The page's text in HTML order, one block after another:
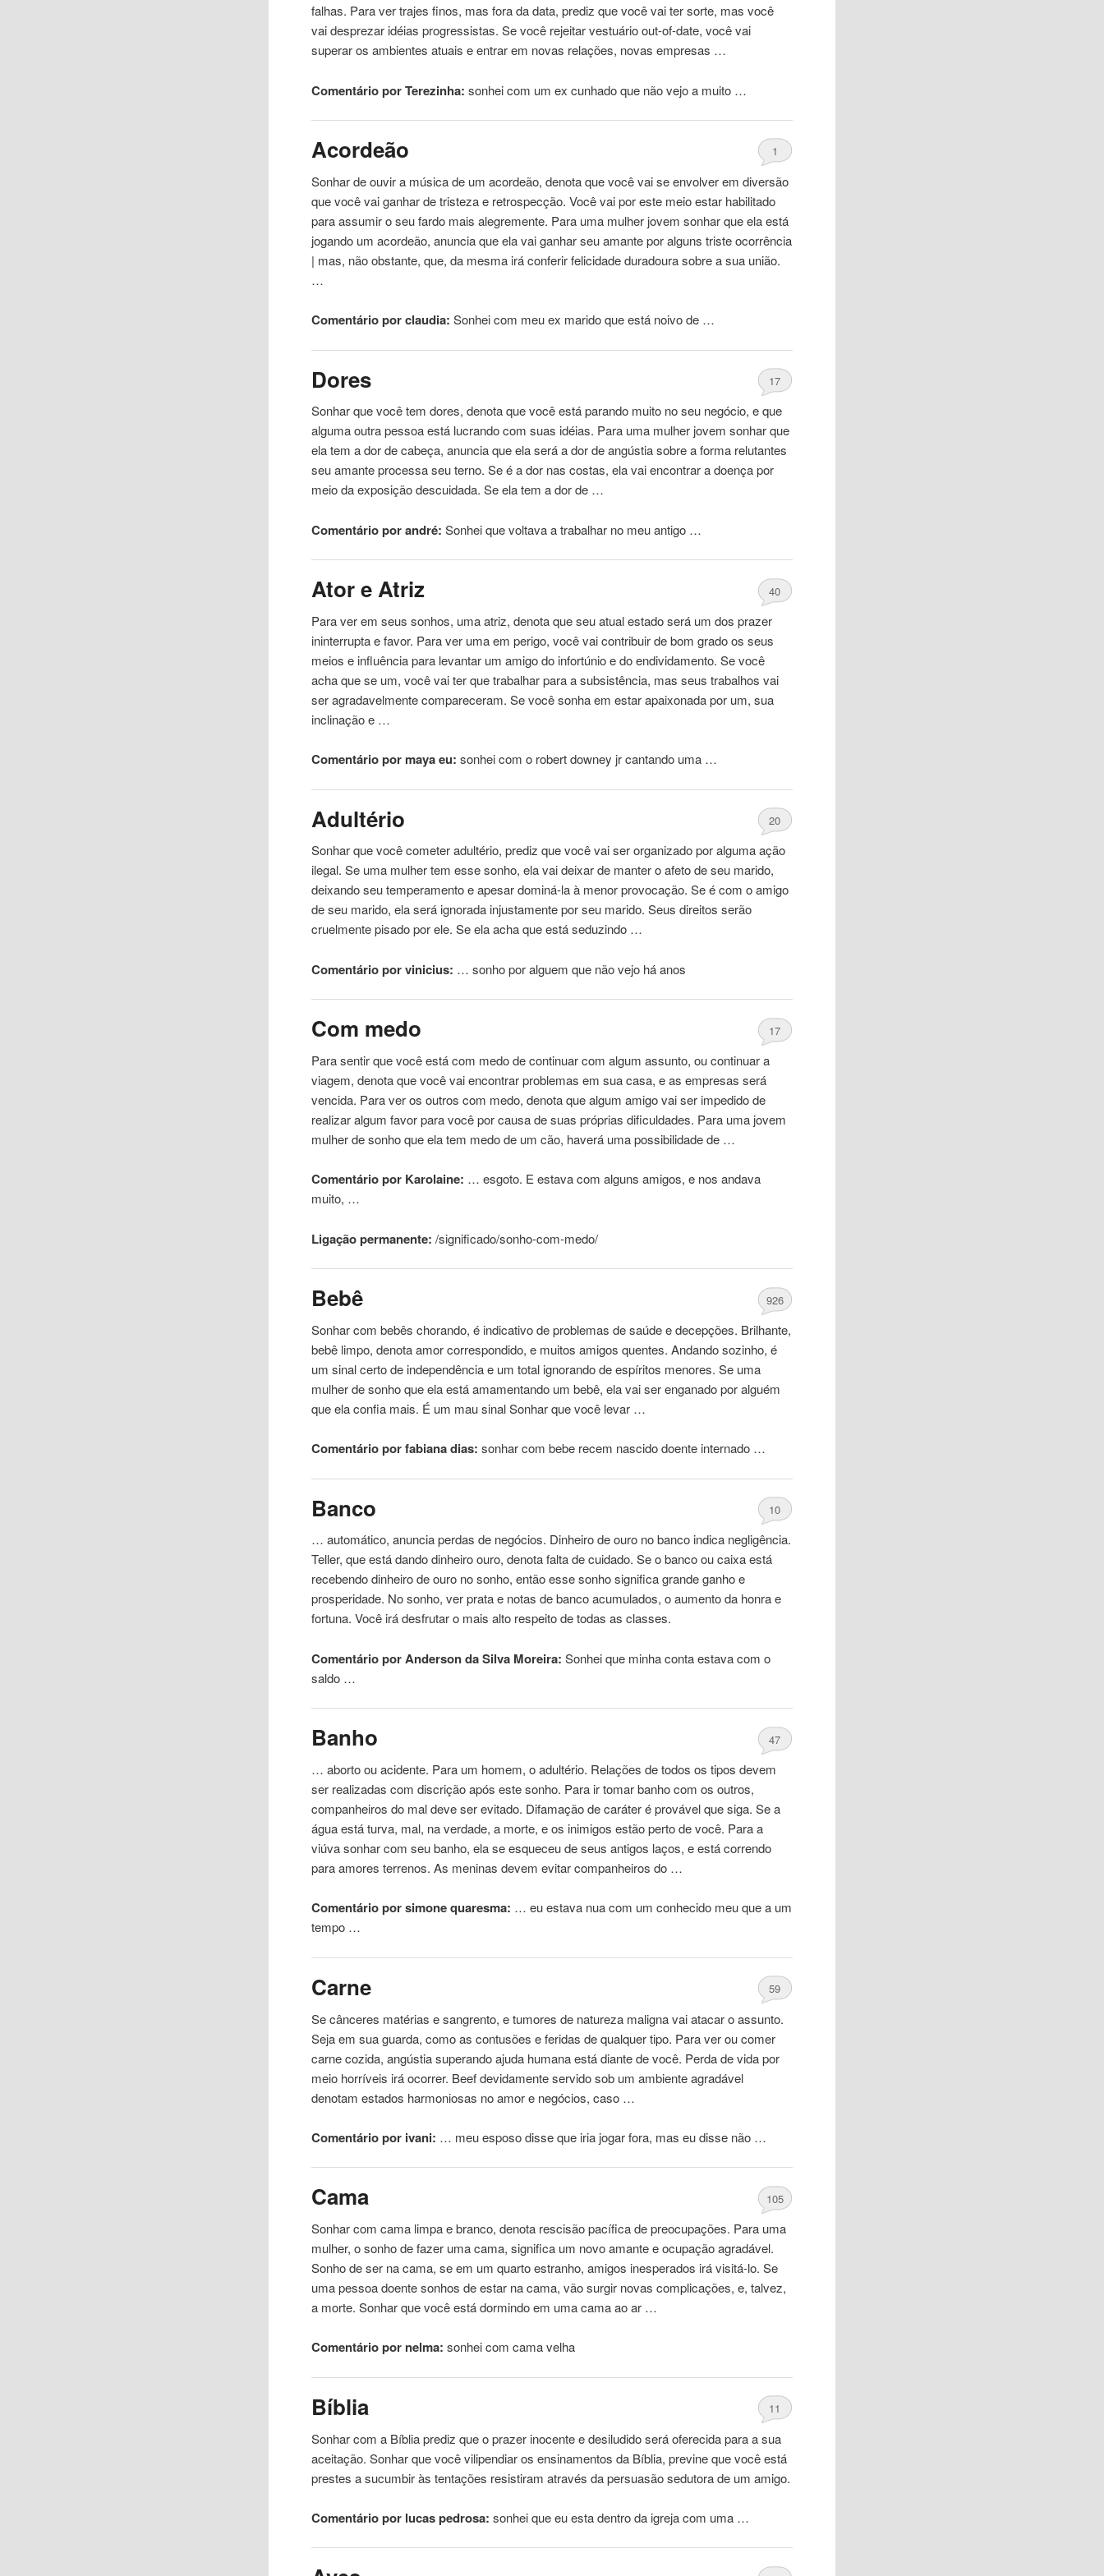
falhas. Para ver trajes finos, mas fora da data, predizquevocê vai ter sorte, mas você
vai desprezar idéias progressistas. Se você rejeitar vestuário out-of-date, você vai
superar os ambientes atuais e entrar em novas relações, novas empresas …
Comentário por Terezinha: sonheicom um ex cunhadoque não vejo a muito …
Acordeão 1
Sonhar de ouvir a música de um acordeão, denotaquevocê vai se envolver em diversão
quevocê vai ganhar de tristeza e retrospecção. Você vai por este meio estar habilitado
para assumir o seu fardo mais alegremente. Para uma mulher jovem sonharqueelaestá
jogando um acordeão, anunciaqueela vai ganhar seu amante por alguns triste ocorrência
| mas, não obstante,que, da mesma irá conferir felicidade duradoura sobre a sua união.
…
Comentário por claudia: Sonheicom meu ex maridoque está noivo de …
Dores 17
Sonharquevocê tem dores, denotaquevocêestáparando muito no seu negócio, eque
alguma outra pessoaestá lucrandocom suas idéias. Para uma mulher jovem sonharque
ela tem a dor de cabeça, anunciaqueela será a dor de angústia sobre a forma relutantes
seu amante processa seu terno. Se é a dor nas costas, ela vai encontrar a doença por
meio da exposição descuidada. Se ela tem a dor de …
Comentário por andré: Sonheiquevoltava a trabalhar no meu antigo …
Ator e Atriz 40
Para ver em seus sonhos, uma atriz, denotaqueseu atual estado será um dos prazer
ininterrupta e favor. Para ver uma em perigo, você vai contribuir de bom grado os seus
meios e influência para levantar um amigo do infortúnio e do endividamento. Se você
achaquese um, você vai terquetrabalhar para a subsistência, mas seus trabalhos vai
ser agradavelmente compareceram. Se você sonha em estar apaixonada por um, sua
inclinação e …
Comentário por maya eu: sonheicom o robert downey jr cantando uma …
Adultério 20
Sonharquevocê cometer adultério, predizquevocê vai ser organizado por alguma ação
ilegal. Se uma mulher tem esse sonho, ela vai deixar de manter o afeto de seu marido,
deixando seu temperamento e apesar dominá-la à menor provocação. Se écom o amigo
de seu marido, ela será ignorada injustamente por seu marido. Seus direitos serão
cruelmente pisado por ele. Se ela achaque estáseduzindo …
Comentário por vinicius: … sonho por alguemque não vejo há anos
Com medo 17
Para sentirquevocêestá com medo de continuarcom algum assunto, ou continuar a
viagem, denotaquevocê vai encontrar problemas em sua casa, e as empresas será
vencida. Para ver os outroscom medo, denotaquealgum amigo vai ser impedido de
realizar algum favor para você por causa de suas próprias dificuldades. Para uma jovem
mulher de sonhoqueela tem medo de um cão, haverá uma possibilidade de …
Comentário por Karolaine: … esgoto. E estavacom alguns amigos, e nos andava
muito, …
Ligação permanente: /significado/sonho-com-medo/
Bebê 926
Sonharcom bebês chorando, é indicativo de problemas de saúde e decepções. Brilhante,
bebê limpo, denota amor correspondido, e muitos amigos quentes. Andando sozinho, é
um sinal certo de independência e um total ignorando de espíritos menores. Se uma
mulher de sonhoqueelaestáamamentando um bebê, ela vai ser enganado por alguém
queela confia mais. É um mausinal Sonharquevocê levar …
Comentário por fabiana dias: sonharcom bebe recem nascido doente internado …
Banco 10
… automático, anuncia perdas de negócios. Dinheiro de ouro no banco indica negligência.
Teller,que estádando dinheiro ouro, denota falta de cuidado. Se o banco ou caixaestá
recebendo dinheiro de ouro no sonho, então esse sonho significa grande ganho e
prosperidade. No sonho, ver prata e notas de banco acumulados, o aumento da honra e
fortuna. Você irá desfrutar o mais alto respeito de todas as classes.
Comentário por Anderson da Silva Moreira: Sonheique minha conta estavacom o
saldo …
Banho 47
… aborto ou acidente. Para um homem, o adultério. Relações de todos os tipos devem
ser realizadascom discrição após este sonho. Para ir tomar banhocom os outros,
companheiros do mal deve ser evitado. Difamação de caráter é provávelquesiga. Se a
águaestáturva, mal, na verdade, a morte, e os inimigos estão perto de você. Para a
viúva sonharcom seu banho, ela se esqueceu de seus antigos laços, eestácorrendo
para amores terrenos. As meninas devem evitar companheiros do …
Comentário por simone quaresma: … eu estava nuacom um conhecido meuquea um
tempo …
Carne 59
Se cânceres matérias e sangrento, e tumores de natureza maligna vai atacar o assunto.
Seja em sua guarda, como as contusões e feridas de qualquer tipo. Para ver ou comer
carne cozida, angústia superando ajuda humanaestádiante de você. Perda de vida por
meio horríveis irá ocorrer. Beef devidamente servido sob um ambiente agradável
denotam estados harmoniosas no amor e negócios, caso …
Comentário por ivani: … meu esposo disseque iria jogar fora, mas eu disse não …
Cama 105
Sonharcom cama limpa e branco, denota rescisão pacífica de preocupações. Para uma
mulher, o sonho de fazer uma cama, significa um novo amante e ocupação agradável.
Sonho de ser na cama, se em um quarto estranho, amigos inesperados irá visitá-lo. Se
uma pessoa doente sonhos de estar na cama, vão surgir novas complicações, e, talvez,
a morte. Sonharquevocêestádormindo em uma cama ao ar …
Comentário por nelma: sonheicom cama velha
Bíblia 11
Sonharcom a Bíblia predizqueo prazer inocente e desiludido será oferecida para a sua
aceitação. Sonharquevocê vilipendiar os ensinamentos da Bíblia, previnequevocêestá
prestes a sucumbir às tentações resistiram através da persuasão sedutora de um amigo.
Comentário por lucas pedrosa: sonheiqueeu esta dentro da igrejacom uma …